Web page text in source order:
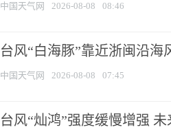
中国天气网 2026-08-08 08:46
台风“白海豚”靠近浙闽沿
中国天气网 2026-08-08 07:45
台风“灿鸿”强度缓慢增强